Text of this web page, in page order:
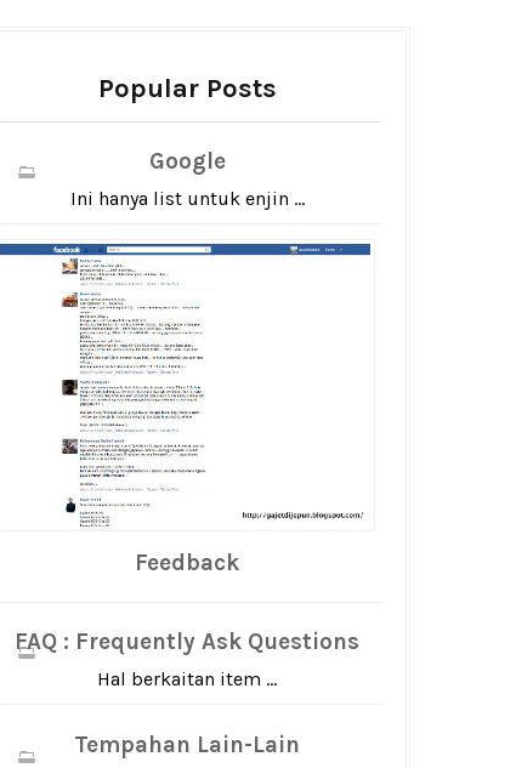
Popular Posts
Google
Ini hanya list untuk enjin ...
Feedback
FAQ : Frequently Ask Questions
Hal berkaitan item ...
Tempahan Lain-Lain